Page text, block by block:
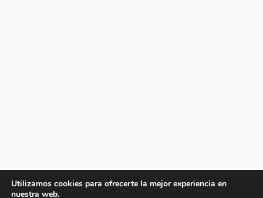
Utilizamos cookies para ofrecerte la mejor experiencia en
nuestra web.